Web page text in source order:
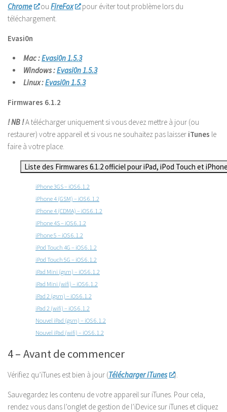
Chrome
ouFireFox
pour éviter tout problème lors du
téléchargement.
Evasi0n
Mac :Evasi0n 1.5.3
Windows :Evasi0n 1.5.3
Linux :Evasi0n 1.5.3
Firmwares 6.1.2
! NB !A télécharger uniquement si vous devez mettre à jour (ou
restaurer) votre appareil et si vous ne souhaitez pas laisser iTunes le
faire à votre place.
Liste des Firmwares 6.1.2 officiel pour iPad, iPod Touch et
iPhone 3GS – iOS 6.1.2
iPhone 4 (GSM) – iOS 6.1.2
iPhone 4 (CDMA) – iOS 6.1.2
iPhone 4S – iOS 6.1.2
iPhone 5 – iOS 6.1.2
iPod Touch 4G – iOS 6.1.2
iPod Touch 5G – iOS 6.1.2
iPad Mini (gsm) – iOS 6.1.2
iPad Mini (wifi) – iOS 6.1.2
iPad 2 (gsm) – iOS 6.1.2
iPad 2 (wifi) – iOS 6.1.2
Nouvel iPad (gsm) – iOS 6.1.2
Nouvel iPad (wifi) – iOS 6.1.2
4 – Avant de commencer
Vérifiez qu’iTunes est bien à jour (Télécharger iTunes ).
Sauvegardez les contenu de votre appareil sur iTunes. Pour cela,
rendez vous dans l’onglet de gestion de l’iDevice sur iTunes et cliquez